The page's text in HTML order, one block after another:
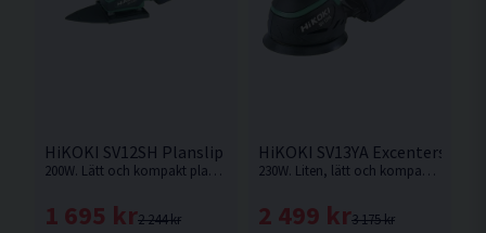
HiKOKI SV12SH Planslip (200W)
200W. Lätt och kompakt planslip för både plan- / och hörnslipning.
2 244 kr
1 695 kr
HiKOKI SV13YA Excenterslip
230W. Liten, lätt och kompakt excenterslip med hög slip-/putseffekt
3 175 kr
2 499 kr